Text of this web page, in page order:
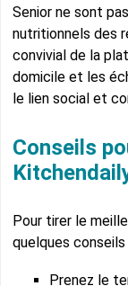
Senior ne sont
nutritionnels des
convivial de la
domicile et les
le lien social et
Conseils
Pour tirer le
quelques conseils
Prenez le